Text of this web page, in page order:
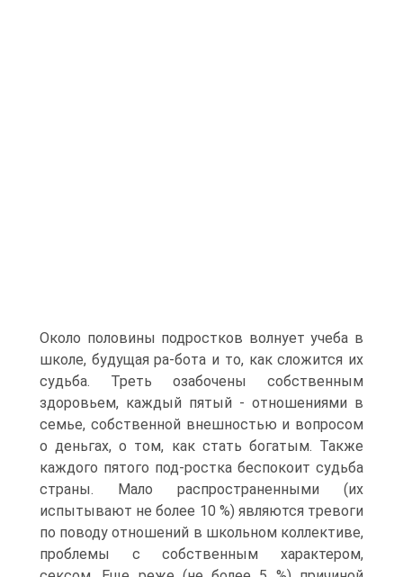
Около половины подростков волнует учеба в
школе, будущая ра-бота и то, как сложится их
судьба. Треть озабочены собственным
здоровьем, каждый пятый - отношениями в
семье, собственной внешностью и вопросом
о деньгах, о том, как стать богатым. Также
каждого пятого под-ростка беспокоит судьба
страны. Мало распространенными (их
испытывают не более 10 %) являются тревоги
по поводу отношений в школьном коллективе,
проблемы с собственным характером,